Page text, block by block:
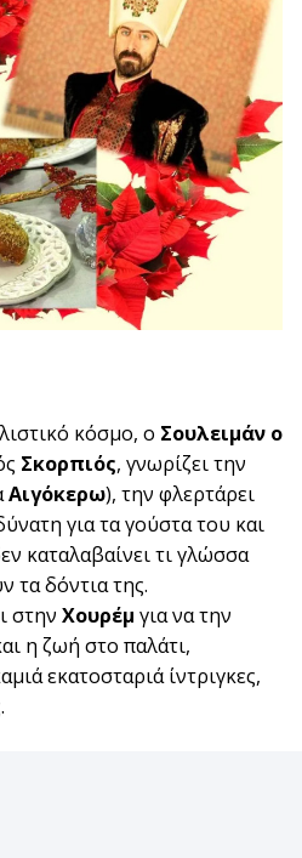
κόσμο, ο Σουλειμάν ο
Σκορπιός, γνωρίζει την
Αιγόκερω), την φλερτάρει
για τα γούστα του και
καταλαβαίνει τι γλώσσα
τα δόντια της.
στην Χουρέμ για να την
η ζωή στο παλάτι,
εκατοσταριά ίντριγκες,